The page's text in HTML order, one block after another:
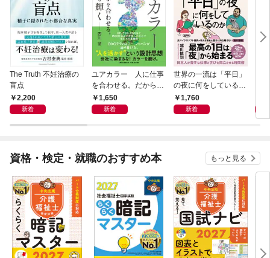
The Truth 不妊治療の
盲点
2,200
新着
ユアカラー 人に仕事
を合わせる。だから輝
く1,650
新着
世界の一流は「平日」
の夜に何をしているの
か1,760
新着
資格・検定・就職のおすすめ本 もっと見る